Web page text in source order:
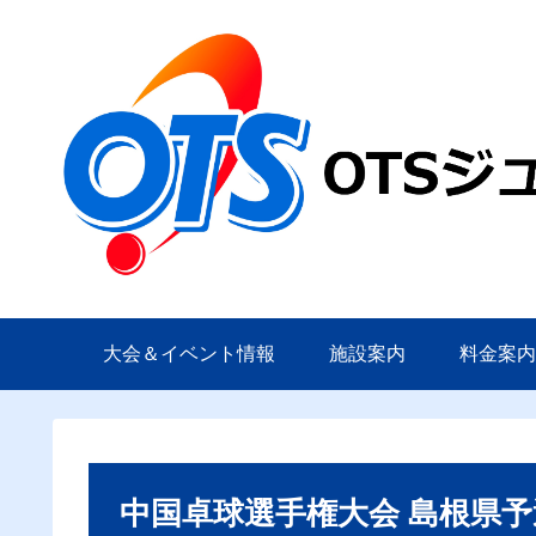
大会＆イベント情報 施設案内 料金案内
中国卓球選手権大会 島根県